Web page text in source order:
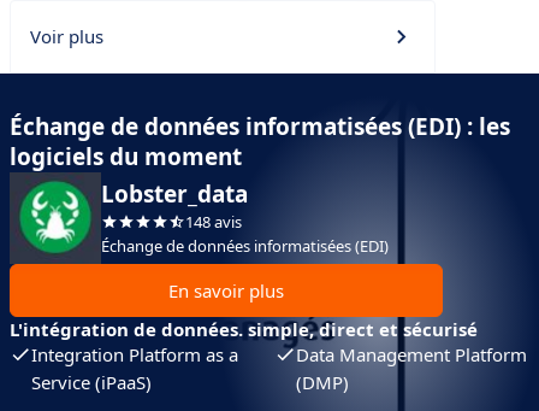
Voir plus
Échange de données informatisées (EDI) : les
logiciels du moment
Lobster_data
148 avis
Échange de données informatisées (EDI)
En savoir plus
L'intégration de données. simple, direct et sécurisé
Integration Platform as a
Service (iPaaS)
Data Management Platform
(DMP)